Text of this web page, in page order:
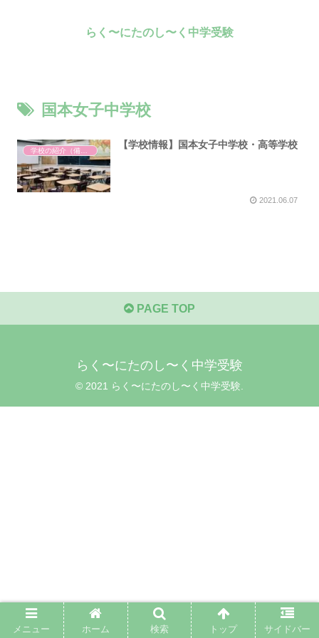
らく〜にたのし〜く中学受験
国本女子中学校
【学校情報】国本女子中学校・高等学校
2021.06.07
PAGE TOP
らく〜にたのし〜く中学受験
© 2021 らく〜にたのし〜く中学受験.
メニュー ホーム 検索 トップ サイドバー